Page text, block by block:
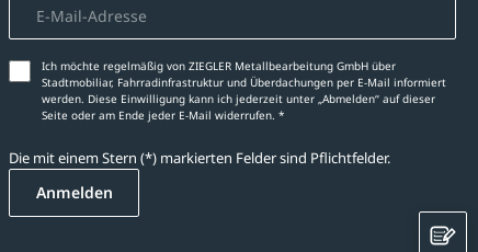
Ich möchte regelmäßig von ZIEGLER Metallbearbeitung GmbH über
Stadtmobiliar, Fahrradinfrastruktur und Überdachungen per E-Mail informiert
werden. Diese Einwilligung kann ich jederzeit unter „Abmelden‘‘ auf dieser
Seite oder am Ende jeder E-Mail widerrufen. *
Die mit einem Stern (*) markierten Felder sind Pflichtfelder.
Anmelden